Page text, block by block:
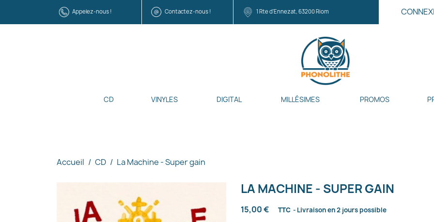
Appelez-nous ! Contactez-nous ! 1 Rte d'Ennezat, 63200 Riom
CD VINYLES DIGITAL MILLÉSIMES PROMOS
Accueil CD La Machine - Super gain
LA MACHINE - SUPER GAIN
15,00 € TTC Livraison en 2 jours possible